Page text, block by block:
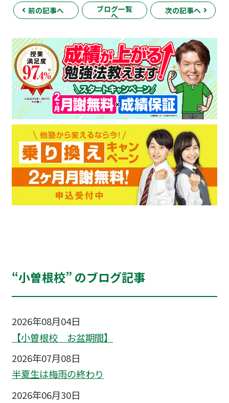
前の記事へ ブログ一覧
へ
次の記事へ
“小曽根校” のブログ記事
2026年08月04日
【小曽根校 お盆期間】
2026年07月08日
半夏生は梅雨の終わり
2026年06月30日